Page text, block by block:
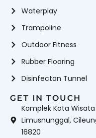
Waterplay
Trampoline
Outdoor Fitness
Rubber Flooring
Disinfectan Tunnel
GET IN TOUCH
Komplek Kota Wisata
Limusnunggal,
16820